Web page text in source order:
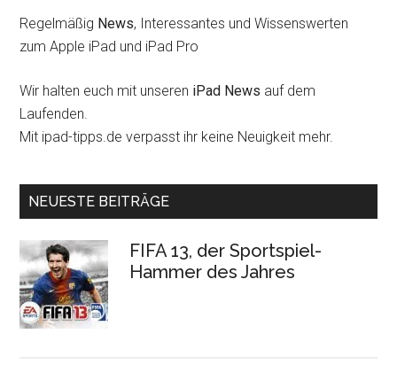
Regelmäßig News, Interessantes und Wissenswerten
zum Apple iPad und iPad Pro
Wir halten euch mit unseren iPad News auf dem
Laufenden.
Mit ipad-tipps.de verpasst ihr keine Neuigkeit mehr.
NEUESTE BEITRÄGE
FIFA 13, der Sportspiel-
Hammer des Jahres